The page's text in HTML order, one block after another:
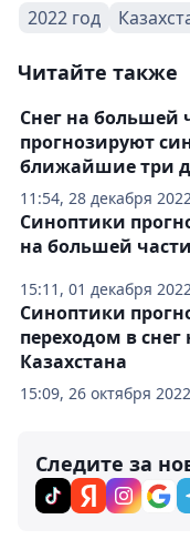
2022 год
Читайте также
11:54, 28 декабря
Снег на большей
прогнозируют
ближайшие три
15:11, 01 декабря
Синоптики
на большей
15:09, 26 октября 2022
Синоптики
переходом в
Казахстана
Следите за